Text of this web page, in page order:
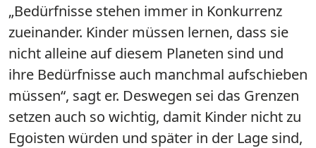
„Bedürfnisse stehen immer in Konkurrenz
zueinander. Kinder müssen lernen, dass sie
nicht alleine auf diesem Planeten sind und
ihre Bedürfnisse auch manchmal aufschieben
müssen“, sagt er. Deswegen sei das Grenzen
setzen auch so wichtig, damit Kinder nicht zu
Egoisten würden und später in der Lage sind,